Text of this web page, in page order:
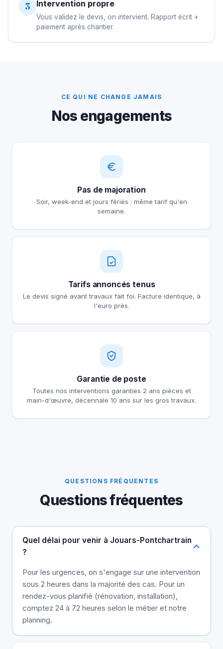
3 Intervention propre
Vous validez le devis, on intervient. Rapport écrit +
paiement après chantier.
CE QUI NE CHANGE JAMAIS
Nos engagements
Pas de majoration
Soir, week-end et jours fériés : même tarif qu'en
semaine.
Tarifs annoncés tenus
Le devis signé avant travaux fait foi. Facture identique, à
l'euro près.
Garantie de poste
Toutes nos interventions garanties 2 ans pièces et
main-d'œuvre, décennale 10 ans sur les gros travaux.
QUESTIONS FRÉQUENTES
Questions fréquentes
Quel délai pour venir à Jouars-Pontchartrain
?
Pour les urgences, on s'engage sur une intervention
sous 2 heures dans la majorité des cas. Pour un
rendez-vous planifié (rénovation, installation),
comptez 24 à 72 heures selon le métier et notre
planning.